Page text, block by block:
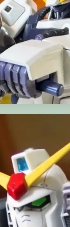
HGBD Build Γ Gundam